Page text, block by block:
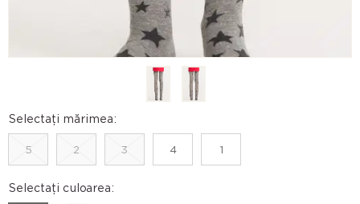
Selectați mărimea:
5 2 3 4 1
Selectați culoarea: